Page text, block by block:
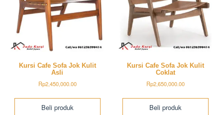
Kursi Cafe Sofa Jok Kulit
Asli
Rp2,450,000.00
Beli produk
Kursi Cafe Sofa Jok Kulit
Coklat
Rp2,650,000.00
Beli produk